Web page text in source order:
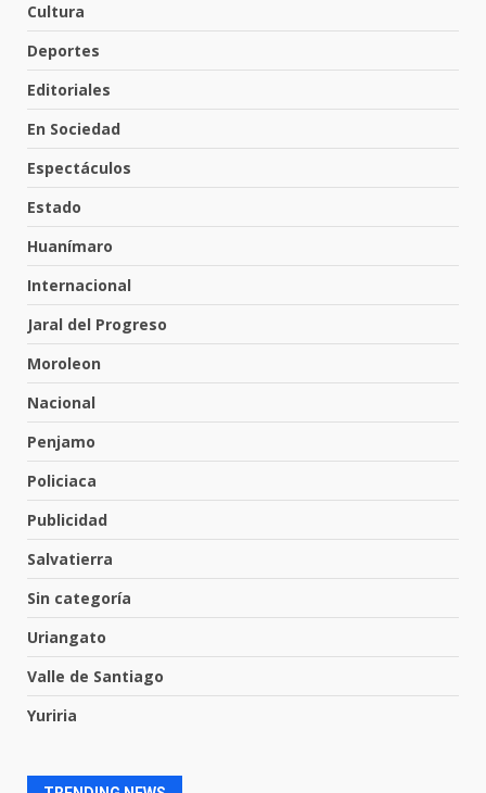
Cultura
Deportes
Editoriales
En Sociedad
Espectáculos
Estado
Huanímaro
Internacional
Jaral del Progreso
Moroleon
Nacional
Penjamo
Policiaca
Publicidad
Salvatierra
Sin categoría
Uriangato
Valle de Santiago
Yuriria
4
Incendio en taller mecánico de
5
Arte en Cartonería
6
Valle de Santiago refuerza
seguridad con nuevas unidades
7
6 de agosto de 2026
1
2
8 de agosto de 2026